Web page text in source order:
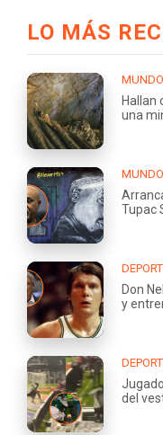
LO MÁS
MUNDO
Hallan
una
MUNDO
Tupac
Don
y
del